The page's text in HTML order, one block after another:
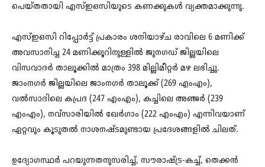
പെയ്‌തതായി എസ്ഇഒസിയുടെ കണക്കുകൾ വ്യക്തമാക്കുന്നു.
എസ്ഇഒസി റിപ്പോർട്ട് പ്രകാരം ശനിയാഴ്‌ച രാവിലെ 6 മണിക്ക്
അവസാനിച്ച 24 മണിക്കൂറിനുള്ളിൽ ജുനഗഡ് ജില്ലയിലെ
വിസവാദർ താലൂക്കിൽ മാത്രം 398 മില്ലിമീറ്റർ മഴ ലഭിച്ചു.
ജാംനഗർ ജില്ലയിലെ ജാംനഗർ താലൂക്ക് (269 എംഎം),
വൽസാദിലെ കപ്രദ (247 എംഎം), കച്ചിലെ അഞ്ജർ (239
എംഎം), നവ്സാരിയിൽ ഖേർഗാം (222 എംഎം) എന്നിവയാണ്
ഏറ്റവും കൂടുതൽ നാശനഷ്‌ടമുണ്ടായ പ്രദേശങ്ങളിൽ ചിലത്.
ഉദ്യോഗസ്ഥർ പറയുന്നതനുസരിച്ച്, സൗരാഷ്ട്ര-കച്ച്, തെക്കൻ